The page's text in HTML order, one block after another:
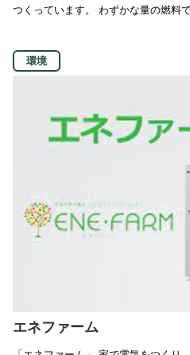
つくっています。 わずかな量の燃料
環境
エネファーム